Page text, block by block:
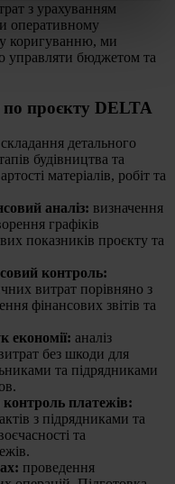
з урахуванням
оперативному
коригуванню, ми
управляти бюджетом та
проєкту DELTA
cкладання детального
будівництва та
матеріалів, робіт та
аналіз: визначення
графіків
показників проєкту та
контроль:
витрат порівняно з
фінансових звітів та
економії: аналіз
без шкоди для
та підрядниками
платежів:
з підрядниками та
та
проведення